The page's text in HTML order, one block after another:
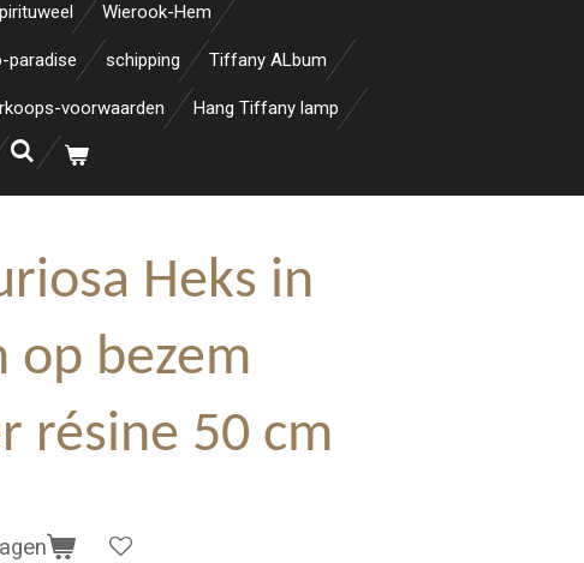
Wierook-Hem
paradise schipping Tiffany ALbum
voorwaarden Hang Tiffany lamp
Heks in
op bezem
résine 50 cm